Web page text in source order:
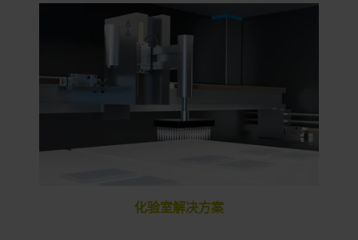
化验室解决方案